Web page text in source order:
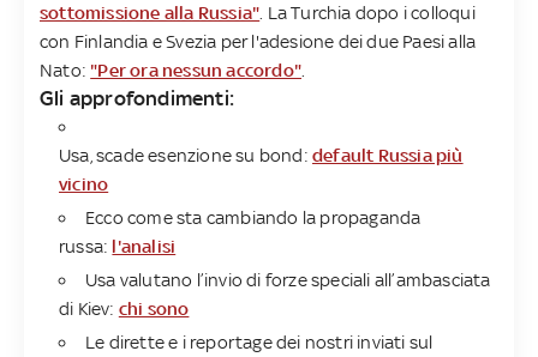
sottomissione alla Russia" . La Turchia dopo i colloqui
con Finlandia e Svezia per l'adesione dei due Paesi alla
Nato: "Per ora nessun accordo"
Gli approfondimenti:
Usa, scade esenzione su bond: default Russia più
vicino
Ecco come sta cambiando la propaganda
russa: l'analisi
Usa valutano l’invio di forze speciali all’ambasciata
di Kiev: chi sono
Le dirette e i reportage dei nostri inviati sul